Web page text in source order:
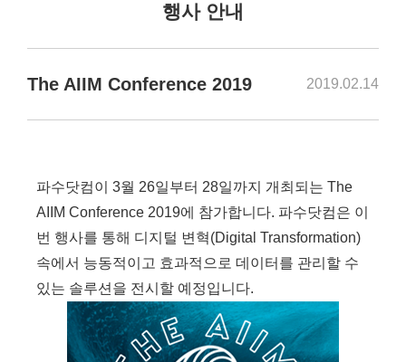
행사 안내
The AIIM Conference 2019 2019.02.14
파수닷컴이 3월 26일부터 28일까지 개최되는 The
AIIM Conference 2019에 참가합니다. 파수닷컴은 이
번 행사를 통해 디지털 변혁(Digital Transformation)
속에서 능동적이고 효과적으로 데이터를 관리할 수
있는 솔루션을 전시할 예정입니다.